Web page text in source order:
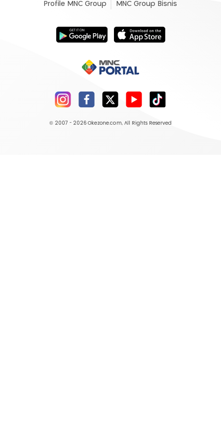
Profile MNC Group MNC Group Bisnis
© 2007 - 2026 Okezone.com, All Rights Reserved